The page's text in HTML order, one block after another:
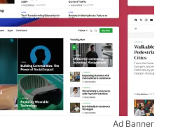
Ad Banner